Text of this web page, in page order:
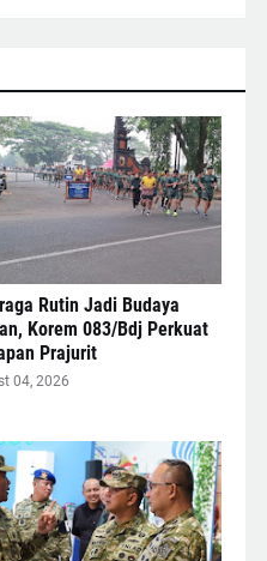
Rutin Jadi Budaya
Korem 083/Bdj Perkuat
Prajurit
04, 2026